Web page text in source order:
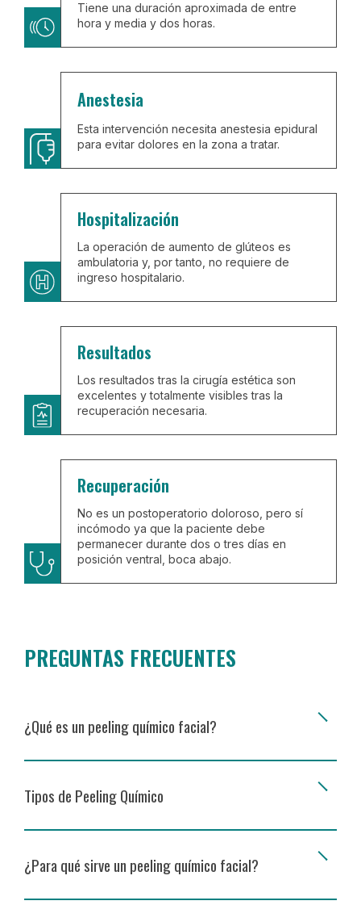
Tiene una duración aproximada de entre
hora y media y dos horas.
Anestesia
Esta intervención necesita anestesia epidural
para evitar dolores en la zona a tratar.
Hospitalización
La operación de aumento de glúteos es
ambulatoria y, por tanto, no requiere de
ingreso hospitalario.
Resultados
Los resultados tras la cirugía estética son
excelentes y totalmente visibles tras la
recuperación necesaria.
Recuperación
No es un postoperatorio doloroso, pero sí
incómodo ya que la paciente debe
permanecer durante dos o tres días en
posición ventral, boca abajo.
PREGUNTAS FRECUENTES
¿Qué es un peeling químico facial?
Tipos de Peeling Químico
¿Para qué sirve un peeling químico facial?